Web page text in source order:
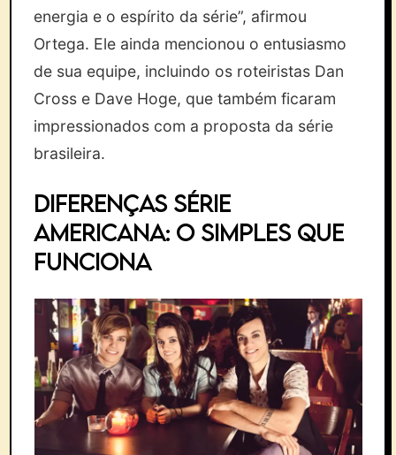
energia e o espírito da série”, afirmou
Ortega. Ele ainda mencionou o entusiasmo
de sua equipe, incluindo os roteiristas Dan
Cross e Dave Hoge, que também ficaram
impressionados com a proposta da série
brasileira.
DIFERENÇAS SÉRIE
AMERICANA: O SIMPLES QUE
FUNCIONA